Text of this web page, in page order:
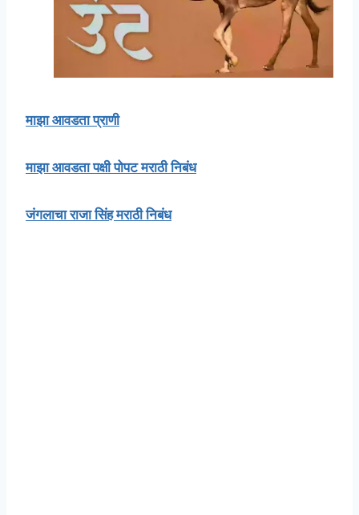
माझा आवडता प्राणी
माझा आवडता पक्षी पोपट मराठी निबंध
जंगलाचा राजा सिंह मराठी निबंध